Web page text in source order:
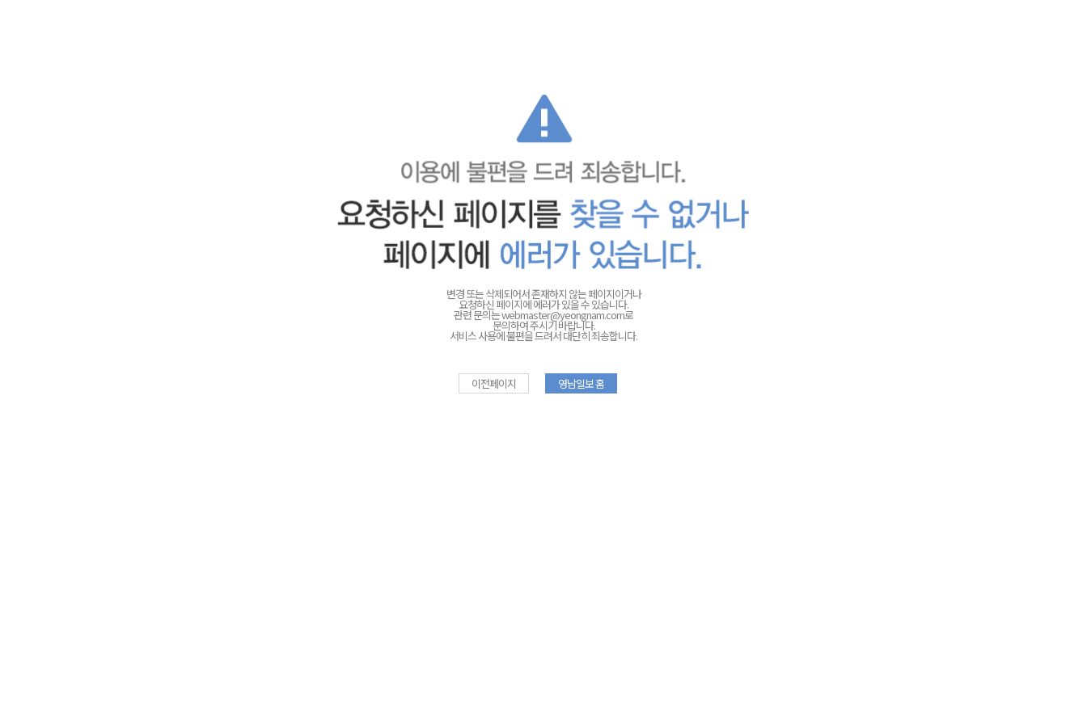
변경 또는 삭제되어서 존재하지 않는 페이지이거나
요청하신 페이지에 에러가 있을 수 있습니다.
관련 문의는webmaster@yeongnam.com로
문의하여 주시기 바랍니다.
서비스 사용에 불편을 드려서 대단히 죄송합니다.
이전페이지 영남일보 홈